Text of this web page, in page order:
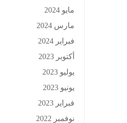
مايو 2024
مارس 2024
فبراير 2024
أكتوبر 2023
يوليو 2023
يونيو 2023
فبراير 2023
نوفمبر 2022